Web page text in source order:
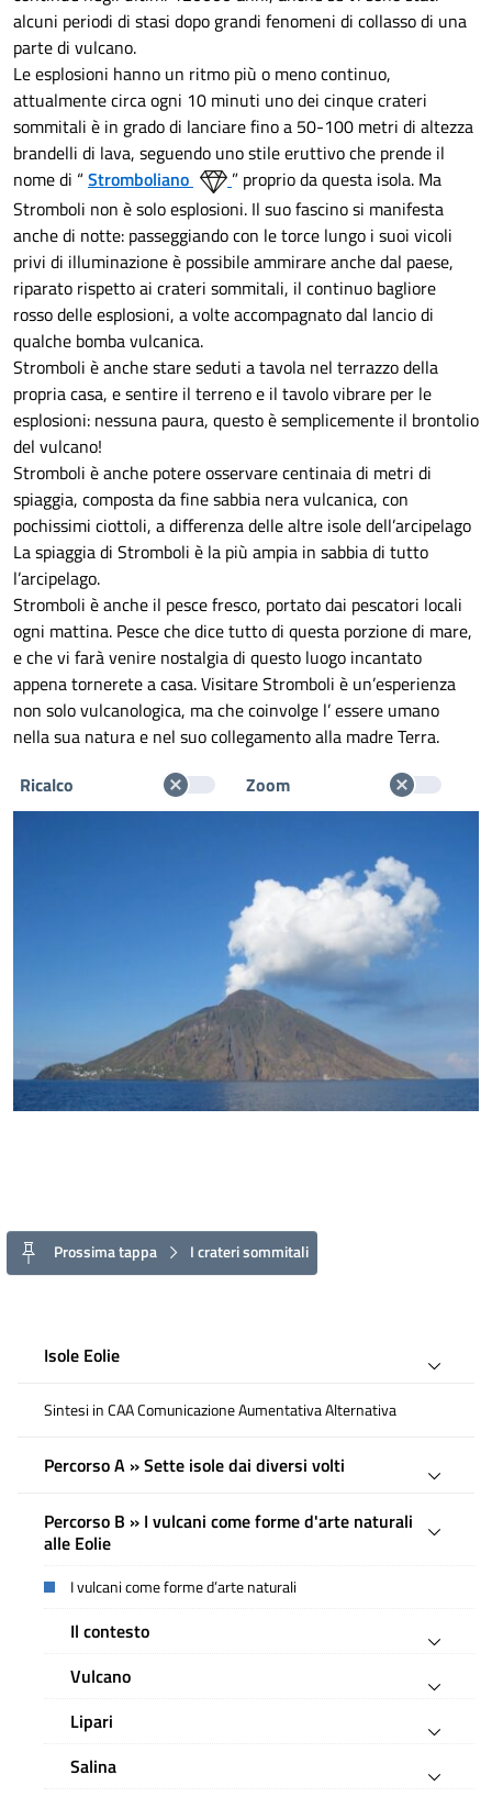
alcuni periodi di stasi dopo grandi fenomeni di collasso di una
parte di vulcano.
Le esplosioni hanno un ritmo più o meno continuo,
attualmente circa ogni 10 minuti uno dei cinque crateri
sommitali è in grado di lanciare fino a 50-100 metri di altezza
brandelli di lava, seguendo uno stile eruttivo che prende il
nome di “ Stromboliano
” proprio da questa isola. Ma
Stromboli non è solo esplosioni. Il suo fascino si manifesta
anche di notte: passeggiando con le torce lungo i suoi vicoli
privi di illuminazione è possibile ammirare anche dal paese,
riparato rispetto ai crateri sommitali, il continuo bagliore
rosso delle esplosioni, a volte accompagnato dal lancio di
qualche bomba vulcanica.
Stromboli è anche stare seduti a tavola nel terrazzo della
propria casa, e sentire il terreno e il tavolo vibrare per le
esplosioni: nessuna paura, questo è semplicemente il brontolio
del vulcano!
Stromboli è anche potere osservare centinaia di metri di
spiaggia, composta da fine sabbia nera vulcanica, con
pochissimi ciottoli, a differenza delle altre isole dell’arcipelago
La spiaggia di Stromboli è la più ampia in sabbia di tutto
l’arcipelago.
Stromboli è anche il pesce fresco, portato dai pescatori locali
ogni mattina. Pesce che dice tutto di questa porzione di mare,
e che vi farà venire nostalgia di questo luogo incantato
appena tornerete a casa. Visitare Stromboli è un’esperienza
non solo vulcanologica, ma che coinvolge l’ essere umano
nella sua natura e nel suo collegamento alla madre Terra.
Ricalco
Zoom
Prossima tappa I crateri sommitali
Isole Eolie
Sintesi in CAA Comunicazione Aumentativa Alternativa
Percorso A » Sette isole dai diversi volti
Percorso B » I vulcani come forme d'arte naturali
alle Eolie
I vulcani come forme d’arte naturali
Il contesto
Vulcano
Lipari
Salina